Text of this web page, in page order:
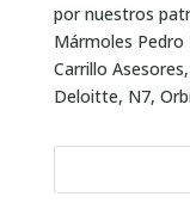
por nuestros
Mármoles Pedro
Carrillo
Deloitte, N7,